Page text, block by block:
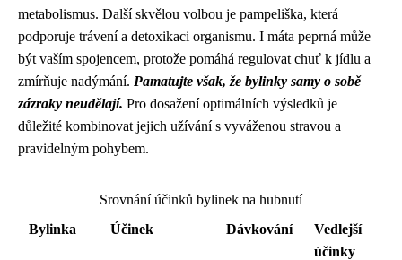
metabolismus. Další skvělou volbou je pampeliška, která
podporuje trávení a detoxikaci organismu. I máta peprná může
být vaším spojencem, protože pomáhá regulovat chuť k jídlu a
zmírňuje nadýmání. Pamatujte však, že bylinky samy o sobě
zázraky neudělají. Pro dosažení optimálních výsledků je
důležité kombinovat jejich užívání s vyváženou stravou a
pravidelným pohybem.
Srovnání účinků bylinek na hubnutí
Bylinka
Účinek Dávkování
Vedlejší
účinky